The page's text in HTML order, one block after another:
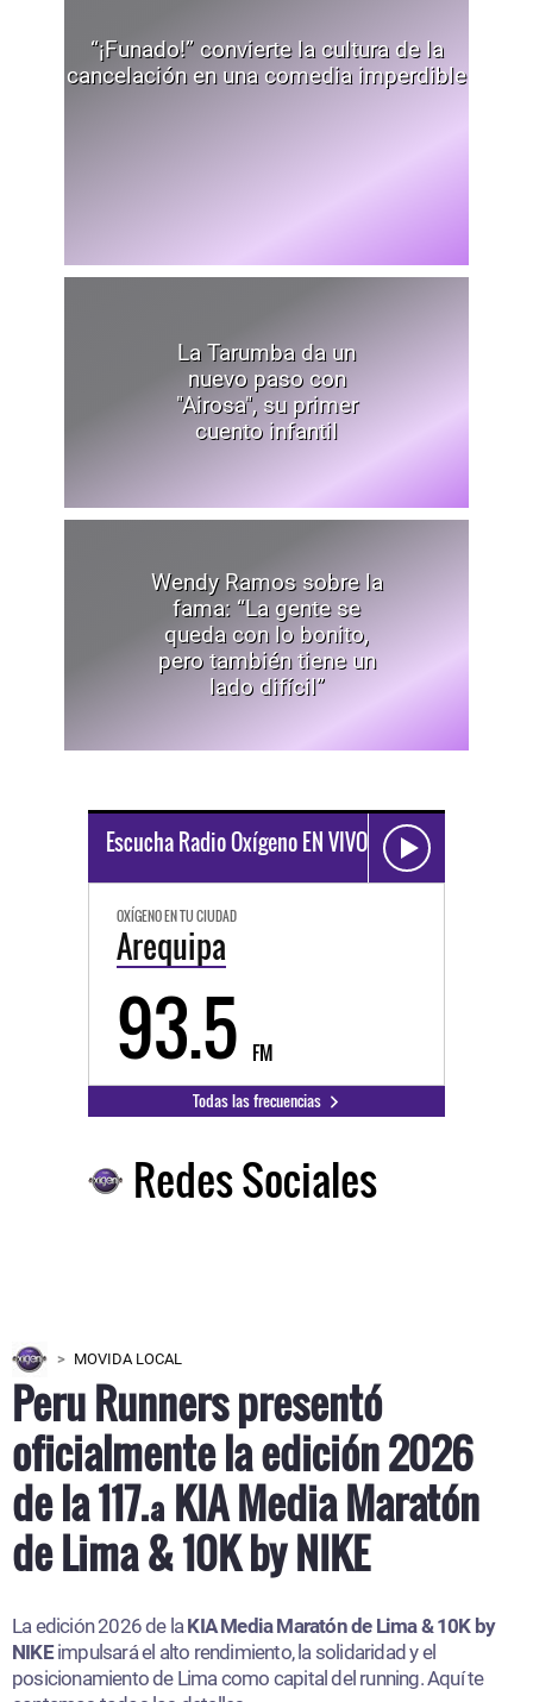
“¡Funado!” convierte la cultura de la
cancelación en una comedia imperdible
La Tarumba da un
nuevo paso con
"Airosa", su primer
cuento infantil
Wendy Ramos sobre la
fama: “La gente se
queda con lo bonito,
pero también tiene un
lado difícil”
Escucha Radio Oxígeno EN VIVO
OXÍGENO EN TU CIUDAD
Arequipa
93.5 FM
Todas las frecuencias
Redes Sociales
MOVIDA LOCAL
Peru Runners presentó
oficialmente la edición 2026
de la 117.ª KIA Media Maratón
de Lima & 10K by NIKE
La edición 2026 de la KIA Media Maratón de Lima & 10K by
NIKEimpulsará el alto rendimiento, la solidaridad y el
posicionamiento de Lima como capital del running. Aquí te